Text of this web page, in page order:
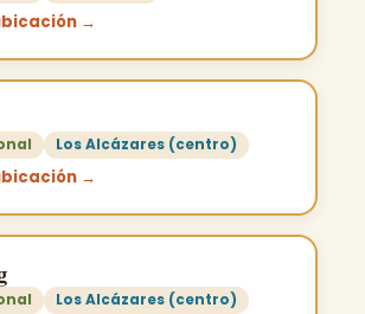
→
Los Alcázares (centro)
→
Los Alcázares (centro)